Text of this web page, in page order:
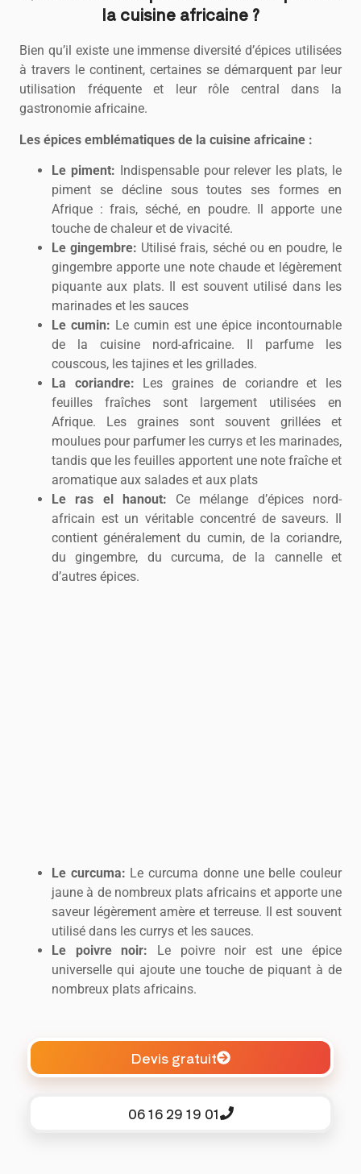
la cuisine africaine ?
Bien qu’il existe une immense diversité d’épices utilisées
à travers le continent, certaines se démarquent par leur
utilisation fréquente et leur rôle central dans la
gastronomie africaine.
Les épices emblématiques de la cuisine africaine :
Le piment: Indispensable pour relever les plats, le
piment se décline sous toutes ses formes en
Afrique : frais, séché, en poudre. Il apporte une
touche de chaleur et de vivacité.
Le gingembre: Utilisé frais, séché ou en poudre, le
gingembre apporte une note chaude et légèrement
piquante aux plats. Il est souvent utilisé dans les
marinades et les sauces
Le cumin: Le cumin est une épice incontournable
de la cuisine nord-africaine. Il parfume les
couscous, les tajines et les grillades.
La coriandre: Les graines de coriandre et les
feuilles fraîches sont largement utilisées en
Afrique. Les graines sont souvent grillées et
moulues pour parfumer les currys et les marinades,
tandis que les feuilles apportent une note fraîche et
aromatique aux salades et aux plats
Le ras el hanout: Ce mélange d’épices nord-
africain est un véritable concentré de saveurs. Il
contient généralement du cumin, de la coriandre,
du gingembre, du curcuma, de la cannelle et
d’autres épices.
Le curcuma: Le curcuma donne une belle couleur
jaune à de nombreux plats africains et apporte une
saveur légèrement amère et terreuse. Il est souvent
utilisé dans les currys et les sauces.
Le poivre noir: Le poivre noir est une épice
universelle qui ajoute une touche de piquant à de
nombreux plats africains.
Devis gratuit
06 16 29 19 01